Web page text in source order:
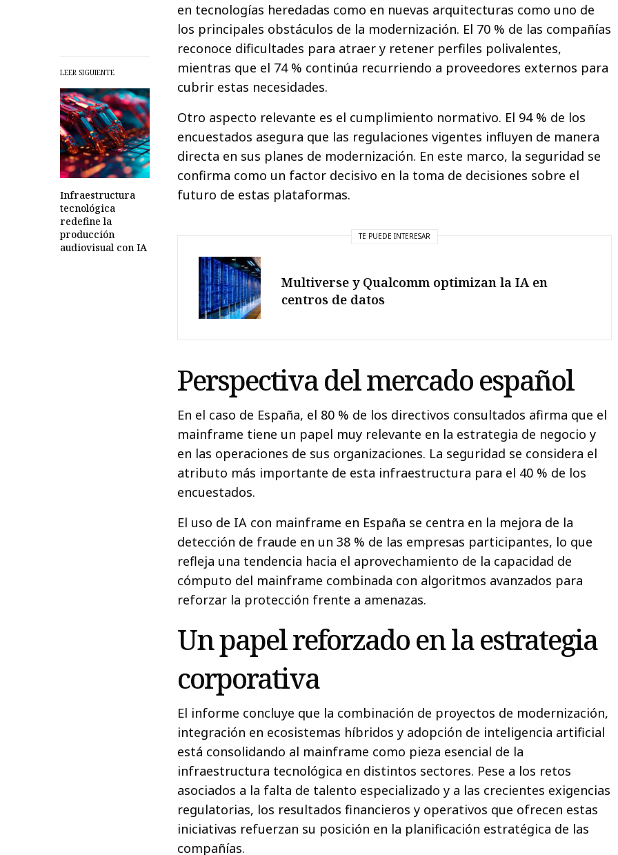
LEER SIGUIENTE
Infraestructura
tecnológica
redefine la
producción
audiovisual con IA
en tecnologías heredadas como en nuevas arquitecturas como uno de
los principales obstáculos de la modernización. El 70 % de las compañías
reconoce dificultades para atraer y retener perfiles polivalentes,
mientras que el 74 % continúa recurriendo a proveedores externos para
cubrir estas necesidades.
Otro aspecto relevante es el cumplimiento normativo. El 94 % de los
encuestados asegura que las regulaciones vigentes influyen de manera
directa en sus planes de modernización. En este marco, la seguridad se
confirma como un factor decisivo en la toma de decisiones sobre el
futuro de estas plataformas.
TE PUEDE INTERESAR
Multiverse y Qualcomm optimizan la IA en
centros de datos
Perspectiva del mercado español
En el caso de España, el 80 % de los directivos consultados afirma que el
mainframe tiene un papel muy relevante en la estrategia de negocio y
en las operaciones de sus organizaciones. La seguridad se considera el
atributo más importante de esta infraestructura para el 40 % de los
encuestados.
El uso de IA con mainframe en España se centra en la mejora de la
detección de fraude en un 38 % de las empresas participantes, lo que
refleja una tendencia hacia el aprovechamiento de la capacidad de
cómputo del mainframe combinada con algoritmos avanzados para
reforzar la protección frente a amenazas.
Un papel reforzado en la estrategia
corporativa
El informe concluye que la combinación de proyectos de modernización,
integración en ecosistemas híbridos y adopción de inteligencia artificial
está consolidando al mainframe como pieza esencial de la
infraestructura tecnológica en distintos sectores. Pese a los retos
asociados a la falta de talento especializado y a las crecientes exigencias
regulatorias, los resultados financieros y operativos que ofrecen estas
iniciativas refuerzan su posición en la planificación estratégica de las
compañías.